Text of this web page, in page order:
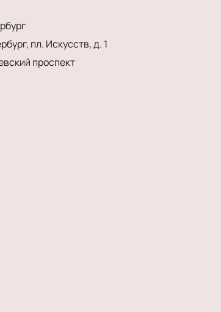
пл. Искусств, д. 1
проспект